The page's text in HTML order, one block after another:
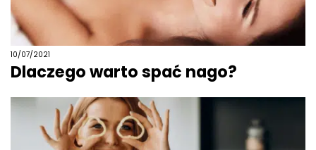
10/07/2021
Dlaczego warto spać nago?